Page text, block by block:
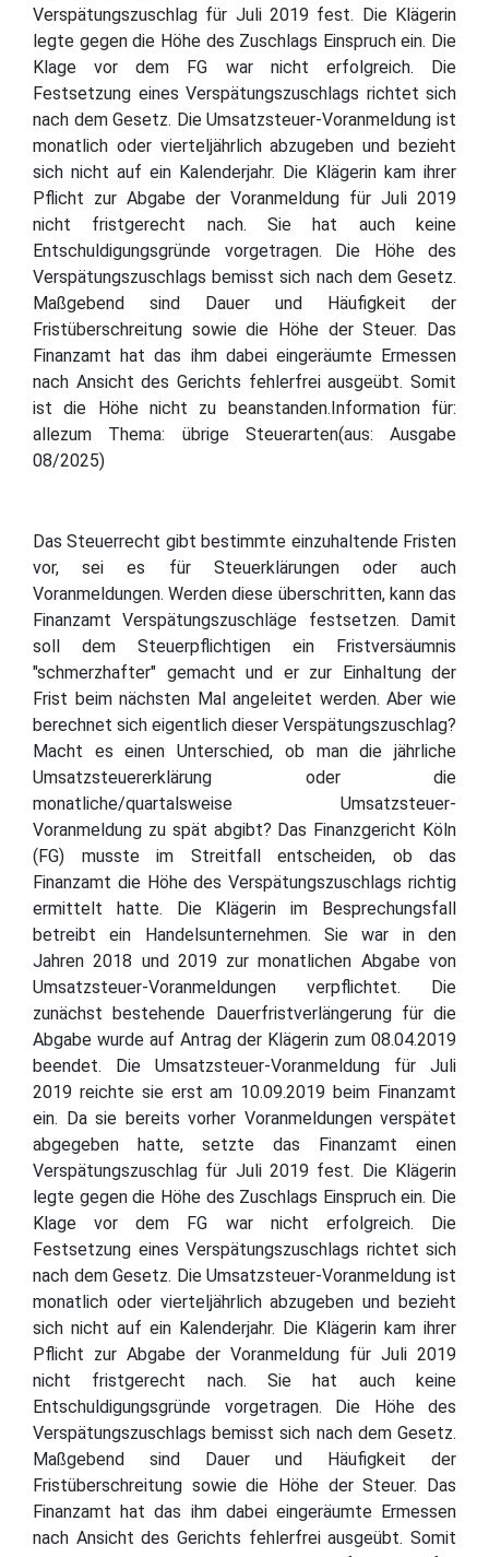
Verspätungszuschlag für Juli 2019 fest. Die Klägerin
legte gegen die Höhe des Zuschlags Einspruch ein. Die
Klage vor dem FG war nicht erfolgreich. Die
Festsetzung eines Verspätungszuschlags richtet sich
nach dem Gesetz. Die Umsatzsteuer-Voranmeldung ist
monatlich oder vierteljährlich abzugeben und bezieht
sich nicht auf ein Kalenderjahr. Die Klägerin kam ihrer
Pflicht zur Abgabe der Voranmeldung für Juli 2019
nicht fristgerecht nach. Sie hat auch keine
Entschuldigungsgründe vorgetragen. Die Höhe des
Verspätungszuschlags bemisst sich nach dem Gesetz.
Maßgebend sind Dauer und Häufigkeit der
Fristüberschreitung sowie die Höhe der Steuer. Das
Finanzamt hat das ihm dabei eingeräumte Ermessen
nach Ansicht des Gerichts fehlerfrei ausgeübt. Somit
ist die Höhe nicht zu beanstanden.Information für:
allezum Thema: übrige Steuerarten(aus: Ausgabe
08/2025)
Das Steuerrecht gibt bestimmte einzuhaltende Fristen
vor, sei es für Steuerklärungen oder auch
Voranmeldungen. Werden diese überschritten, kann das
Finanzamt Verspätungszuschläge festsetzen. Damit
soll dem Steuerpflichtigen ein Fristversäumnis
"schmerzhafter" gemacht und er zur Einhaltung der
Frist beim nächsten Mal angeleitet werden. Aber wie
berechnet sich eigentlich dieser Verspätungszuschlag?
Macht es einen Unterschied, ob man die jährliche
Umsatzsteuererklärung oder die
monatliche/quartalsweise Umsatzsteuer-
Voranmeldung zu spät abgibt? Das Finanzgericht Köln
(FG) musste im Streitfall entscheiden, ob das
Finanzamt die Höhe des Verspätungszuschlags richtig
ermittelt hatte. Die Klägerin im Besprechungsfall
betreibt ein Handelsunternehmen. Sie war in den
Jahren 2018 und 2019 zur monatlichen Abgabe von
Umsatzsteuer-Voranmeldungen verpflichtet. Die
zunächst bestehende Dauerfristverlängerung für die
Abgabe wurde auf Antrag der Klägerin zum 08.04.2019
beendet. Die Umsatzsteuer-Voranmeldung für Juli
2019 reichte sie erst am 10.09.2019 beim Finanzamt
ein. Da sie bereits vorher Voranmeldungen verspätet
abgegeben hatte, setzte das Finanzamt einen
Verspätungszuschlag für Juli 2019 fest. Die Klägerin
legte gegen die Höhe des Zuschlags Einspruch ein. Die
Klage vor dem FG war nicht erfolgreich. Die
Festsetzung eines Verspätungszuschlags richtet sich
nach dem Gesetz. Die Umsatzsteuer-Voranmeldung ist
monatlich oder vierteljährlich abzugeben und bezieht
sich nicht auf ein Kalenderjahr. Die Klägerin kam ihrer
Pflicht zur Abgabe der Voranmeldung für Juli 2019
nicht fristgerecht nach. Sie hat auch keine
Entschuldigungsgründe vorgetragen. Die Höhe des
Verspätungszuschlags bemisst sich nach dem Gesetz.
Maßgebend sind Dauer und Häufigkeit der
Fristüberschreitung sowie die Höhe der Steuer. Das
Finanzamt hat das ihm dabei eingeräumte Ermessen
nach Ansicht des Gerichts fehlerfrei ausgeübt. Somit